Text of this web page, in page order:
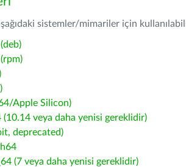
sistemler/mimariler için
Apple Silicon)
(10.14 veya daha yenisi gereklidir)
deprecated)
(7 veya daha yenisi gereklidir)